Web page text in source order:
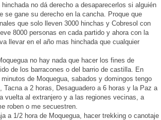
no dá derecho a desaparecerlos si alguién
se gane su derecho en la cancha. Proque que
que solo lleven 3000 hinchas y Cobresol con
8000 personas en cada partido y ahora con la
llevar en el año mas hinchada que cualquier
no hay nada que hacer los fines de
de los barracones o del barrio de castilla. En
de Moquegua, sabados y domingos tengo
Tacna a 2 horas, Desaguadero a 6 horas y la Paz a
vuelta al extranjero y a las regiones vecinas, a
roben o me secuestren.
a 1/2 hora de Moquegua, hacer trekking o canotaje